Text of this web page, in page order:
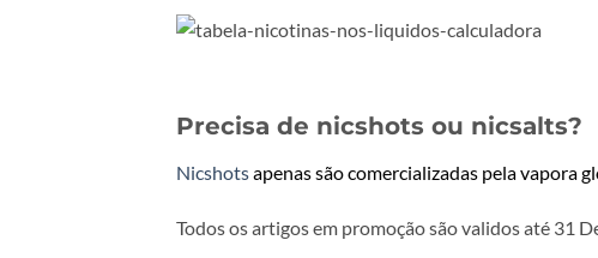
Precisa de nicshots ou nicsalts?
Nicshotsapenas são comercializadas pela vapora
Todos os artigos em promoção são validos até 31